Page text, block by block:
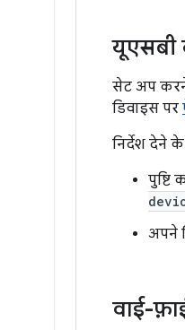
यूएसबी
सेट अप
डिवाइस पर
निर्देश देने
अपने
वाई-